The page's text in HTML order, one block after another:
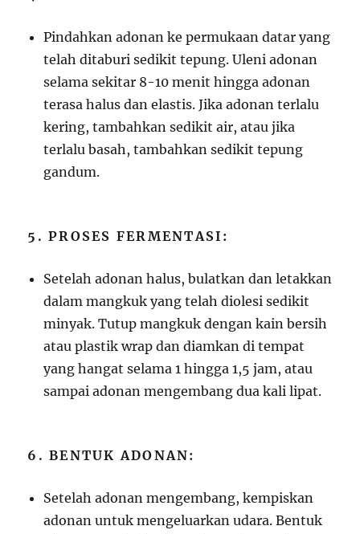
Pindahkan adonan ke permukaan datar yang
telah ditaburi sedikit tepung. Uleni adonan
selama sekitar 8-10 menit hingga adonan
terasa halus dan elastis. Jika adonan terlalu
kering, tambahkan sedikit air, atau jika
terlalu basah, tambahkan sedikit tepung
gandum.
5. PROSES FERMENTASI:
Setelah adonan halus, bulatkan dan letakkan
dalam mangkuk yang telah diolesi sedikit
minyak. Tutup mangkuk dengan kain bersih
atau plastik wrap dan diamkan di tempat
yang hangat selama 1 hingga 1,5 jam, atau
sampai adonan mengembang dua kali lipat.
6. BENTUK ADONAN:
Setelah adonan mengembang, kempiskan
adonan untuk mengeluarkan udara. Bentuk